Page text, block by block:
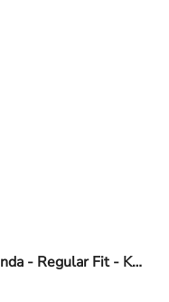
Tepláková bunda - Regular Fit - Kaki zelená